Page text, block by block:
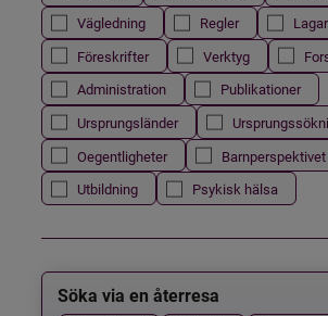
Vägledning
Regler
Lagar
Föreskrifter
Verktyg
Administration
Publikationer
Ursprungsländer
Oegentligheter
Barnperspektivet
Utbildning
Psykisk hälsa
Söka via en återresa